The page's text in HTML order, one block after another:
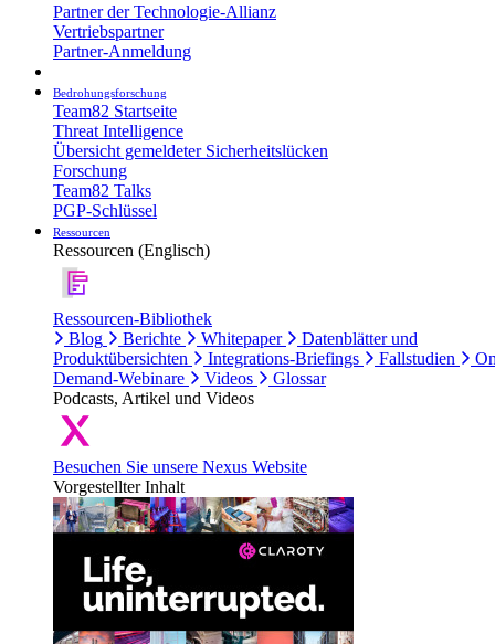
Partner der Technologie-Allianz
Vertriebspartner
Partner-Anmeldung
Bedrohungsforschung
Team82 Startseite
Threat Intelligence
Übersicht gemeldeter Sicherheitslücken
Forschung
Team82 Talks
PGP-Schlüssel
Ressourcen
Ressourcen (Englisch)
Ressourcen-Bibliothek
Blog
Berichte Whitepaper
Datenblätter und
Produktübersichten
Integrations-Briefings Fallstudien
Demand-Webinare
Videos
Glossar
Podcasts, Artikel und Videos
Besuchen Sie unsere Nexus Website
Vorgestellter Inhalt